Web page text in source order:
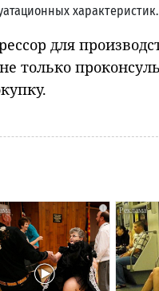
характеристик.
для
только
i